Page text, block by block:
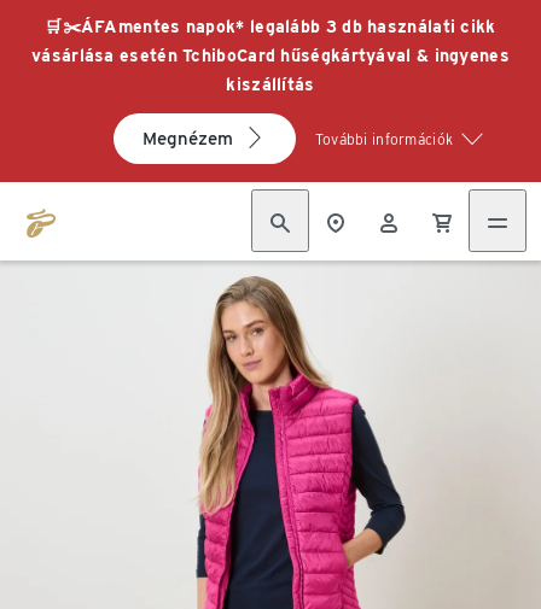
🛒✂️ÁFAmentes napok* legalább 3 db használati cikk
vásárlása esetén TchiboCard hűségkártyával & ingyenes
kiszállítás
Megnézem További információk